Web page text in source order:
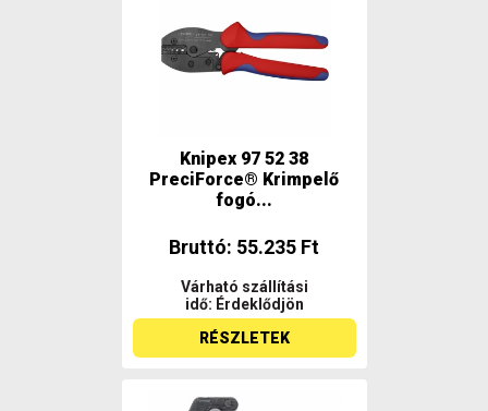
Knipex 97 52 38
PreciForce® Krimpelő
fogó...
Bruttó: 55.235 Ft
Várható szállítási
idő: Érdeklődjön
RÉSZLETEK